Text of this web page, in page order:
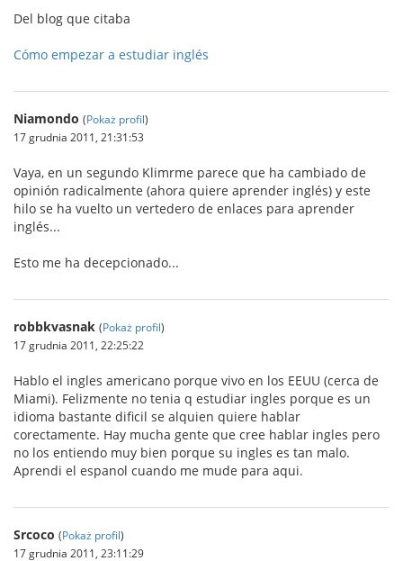
Del blog que citaba
Cómo empezar a estudiar inglés
Niamondo (Pokaż profil)
17 grudnia 2011, 21:31:53
Vaya, en un segundo Klimrme parece que ha cambiado de
opinión radicalmente (ahora quiere aprender inglés) y este
hilo se ha vuelto un vertedero de enlaces para aprender
inglés...
Esto me ha decepcionado...
robbkvasnak (Pokaż profil)
17 grudnia 2011, 22:25:22
Hablo el ingles americano porque vivo en los EEUU (cerca de
Miami). Felizmente no tenia q estudiar ingles porque es un
idioma bastante dificil se alquien quiere hablar
corectamente. Hay mucha gente que cree hablar ingles pero
no los entiendo muy bien porque su ingles es tan malo.
Aprendi el espanol cuando me mude para aqui.
Srcoco (Pokaż profil)
17 grudnia 2011, 23:11:29